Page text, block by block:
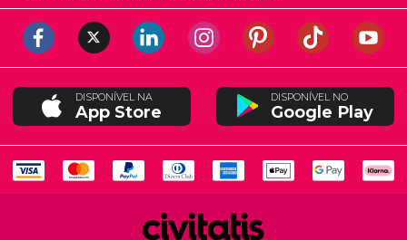
DISPONÍVEL NA
App Store
DISPONÍVEL NO
Google Play